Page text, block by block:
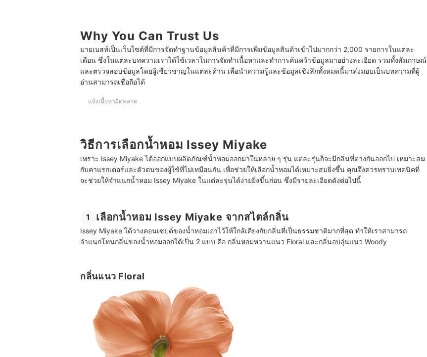
บทความที่เกี่ยวข้องกับน้ำหอม Issey Miyake
Why You Can Trust Us
มายเบสท์เป็นเว็บไซต์ที่มีการจัดทำฐานข้อมูลสินค้าที่มีการเพิ่มข้อมูลสินค้าเข้าไปมากกว่า 2,000 รายการในแต่ละ
เดือน ซึ่งในแต่ละบทความเราได้ใช้เวลาในการจัดทำเนื้อหาและทำการค้นคว้าข้อมูลมาอย่างละเอียด รวมทั้งสัมภาษณ์
และตรวจสอบข้อมูลโดยผู้เชี่ยวชาญในแต่ละด้าน เพื่อนำความรู้และข้อมูลเชิงลึกทั้งหมดนี้มาส่งมอบเป็นบทความที่ผู้
อ่านสามารถเชื่อถือได้
แจ้งเนื้อหาผิดพลาด
วิธีการเลือกน้ำหอม Issey Miyake
เพราะ Issey Miyake ได้ออกแบบผลิตภัณฑ์น้ำหอมออกมาในหลาย ๆ รุ่น แต่ละรุ่นก็จะมีกลิ่นที่ต่างกันออกไป เหมาะสม
กับคาแรกเตอร์และตัวตนของผู้ใช้ที่ไม่เหมือนกัน เพื่อช่วยให้เลือกน้ำหอมได้เหมาะสมยิ่งขึ้น คุณจึงควรทราบเทคนิคที่
จะช่วยให้จำแนกน้ำหอม Issey Miyake ในแต่ละรุ่นได้ง่ายยิ่งขึ้นก่อน ซึ่งมีรายละเอียดดังต่อไปนี้
1 เลือกน้ำหอม Issey Miyake จากสไตล์กลิ่น
Issey Miyake ได้วางคอนเซปต์ของน้ำหอมเอาไว้ให้ใกล้เคียงกับกลิ่นที่เป็นธรรมชาติมากที่สุด ทำให้เราสามารถ
จำแนกโทนกลิ่นของน้ำหอมออกได้เป็น 2 แบบ คือ กลิ่นหอมหวานแนว Floral และกลิ่นอบอุ่นแนว Woody
กลิ่นแนว Floral